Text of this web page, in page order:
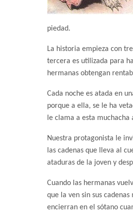
piedad.
La historia empieza con
tercera es utilizada para
hermanas obtengan
Cada noche es atada en
porque a ella, se le ha
le clama a esta muchacha
Nuestra protagonista le
las cadenas que lleva al
ataduras de la joven y
Cuando las hermanas
que la ven sin sus
encierran en el sótano